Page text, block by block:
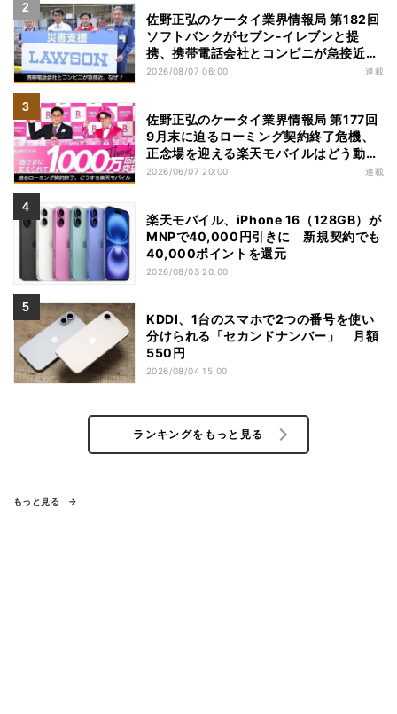
佐野正弘のケータイ業界情報局 第182回
ソフトバンクがセブン-イレブンと提
携、携帯電話会社とコンビニが急接近す
る理由は
2026/08/07 06:00 連載
佐野正弘のケータイ業界情報局 第177回
9月末に迫るローミング契約終了危機、
正念場を迎える楽天モバイルはどう動
く？
2026/06/07 20:00 連載
楽天モバイル、iPhone 16（128GB）が
MNPで40,000円引きに 新規契約でも
40,000ポイントを還元
2026/08/03 20:00
KDDI、1台のスマホで2つの番号を使い
分けられる「セカンドナンバー」 月額
550円
2026/08/04 15:00
ランキングをもっと見る
もっと見る